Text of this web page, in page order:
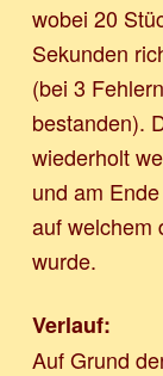
wobei 20
Sekunden
(bei 3
bestanden).
wiederholt
und am
auf welchem
wurde.
Verlauf:
Auf Grund